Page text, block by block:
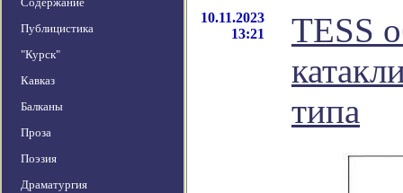
Публицистика
"Курск"
Кавказ
Балканы
Проза
Поэзия
Драматургия
10.11.2023
13:21
TESS
типа